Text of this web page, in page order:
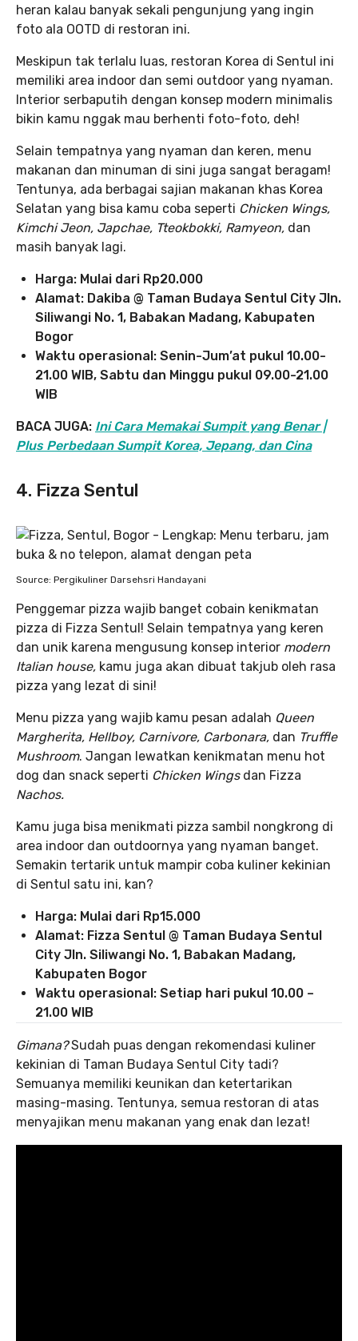
heran kalau banyak sekali pengunjung yang ingin
foto ala OOTD di restoran ini.
Meskipun tak terlalu luas, restoran Korea di Sentul ini
memiliki area indoor dan semi outdoor yang nyaman.
Interior serbaputih dengan konsep modern minimalis
bikin kamu nggak mau berhenti foto-foto, deh!
Selain tempatnya yang nyaman dan keren, menu
makanan dan minuman di sini juga sangat beragam!
Tentunya, ada berbagai sajian makanan khas Korea
Selatan yang bisa kamu coba seperti Chicken Wings,
Kimchi Jeon, Japchae, Tteokbokki, Ramyeon, dan
masih banyak lagi.
Harga: Mulai dari Rp20.000
Alamat: Dakiba @ Taman Budaya Sentul City Jln.
Siliwangi No. 1, Babakan Madang, Kabupaten
Bogor
Waktu operasional: Senin-Jum’at pukul 10.00-
21.00 WIB, Sabtu dan Minggu pukul 09.00-21.00
WIB
BACA JUGA: Ini Cara Memakai Sumpit yang Benar |
Plus Perbedaan Sumpit Korea, Jepang, dan Cina
4. Fizza Sentul
Source: Pergikuliner Darsehsri Handayani
Penggemar pizza wajib banget cobain kenikmatan
pizza di Fizza Sentul! Selain tempatnya yang keren
dan unik karena mengusung konsep interior modern
Italian house, kamu juga akan dibuat takjub oleh rasa
pizza yang lezat di sini!
Menu pizza yang wajib kamu pesan adalah Queen
Margherita, Hellboy, Carnivore, Carbonara, dan Truffle
Mushroom. Jangan lewatkan kenikmatan menu hot
dog dan snack seperti Chicken Wings dan Fizza
Nachos.
Kamu juga bisa menikmati pizza sambil nongkrong di
area indoor dan outdoornya yang nyaman banget.
Semakin tertarik untuk mampir coba kuliner kekinian
di Sentul satu ini, kan?
Harga: Mulai dari Rp15.000
Alamat: Fizza Sentul @ Taman Budaya Sentul
City Jln. Siliwangi No. 1, Babakan Madang,
Kabupaten Bogor
Waktu operasional: Setiap hari pukul 10.00 –
21.00 WIB
Gimana?Sudah puas dengan rekomendasi kuliner
kekinian di Taman Budaya Sentul City tadi?
Semuanya memiliki keunikan dan ketertarikan
masing-masing. Tentunya, semua restoran di atas
menyajikan menu makanan yang enak dan lezat!